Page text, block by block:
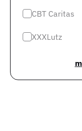
CBT Caritas
XXXLutz